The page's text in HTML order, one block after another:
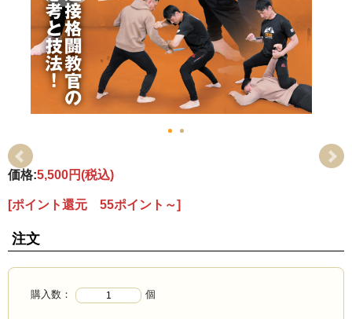
価格:5,500円(税込)
[ポイント還元 55ポイント～]
注文
購入数： 個